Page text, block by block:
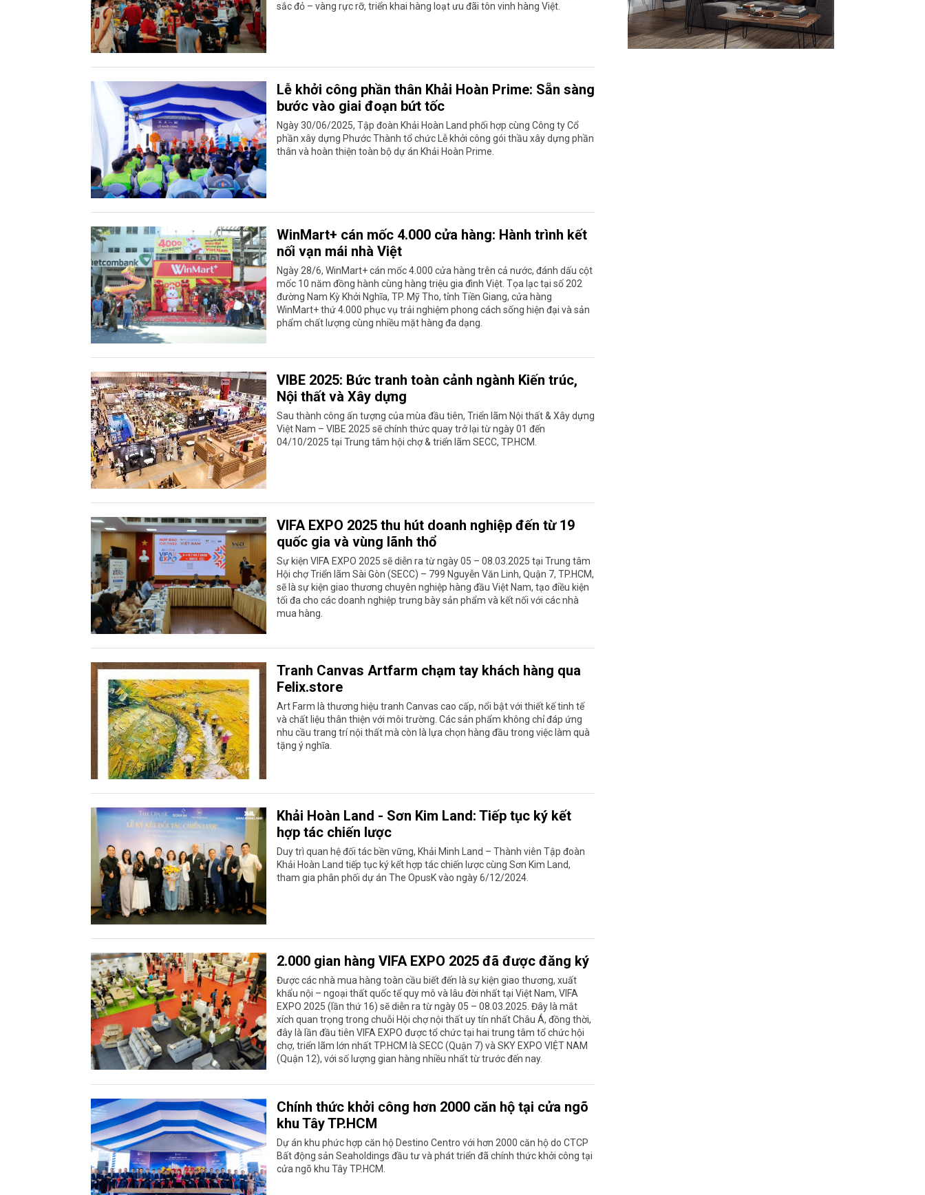
sắc đỏ – vàng rực rỡ, triển khai hàng loạt ưu đãi tôn vinh hàng Việt.
Lễ khởi công phần thân Khải Hoàn Prime: Sẵn sàng
bước vào giai đoạn bứt tốc
Ngày 30/06/2025, Tập đoàn Khải Hoàn Land phối hợp cùng Công ty Cổ
phần xây dựng Phước Thành tổ chức Lễ khởi công gói thầu xây dựng phần
thân và hoàn thiện toàn bộ dự án Khải Hoàn Prime.
WinMart+ cán mốc 4.000 cửa hàng: Hành trình kết
nối vạn mái nhà Việt
Ngày 28/6, WinMart+ cán mốc 4.000 cửa hàng trên cả nước, đánh dấu cột
mốc 10 năm đồng hành cùng hàng triệu gia đình Việt. Tọa lạc tại số 202
đường Nam Kỳ Khởi Nghĩa, TP. Mỹ Tho, tỉnh Tiền Giang, cửa hàng
WinMart+ thứ 4.000 phục vụ trải nghiệm phong cách sống hiện đại và sản
phẩm chất lượng cùng nhiều mặt hàng đa dạng.
VIBE 2025: Bức tranh toàn cảnh ngành Kiến trúc,
Nội thất và Xây dựng
Sau thành công ấn tượng của mùa đầu tiên, Triển lãm Nội thất & Xây dựng
Việt Nam – VIBE 2025 sẽ chính thức quay trở lại từ ngày 01 đến
04/10/2025 tại Trung tâm hội chợ & triển lãm SECC, TP.HCM.
VIFA EXPO 2025 thu hút doanh nghiệp đến từ 19
quốc gia và vùng lãnh thổ
Sự kiện VIFA EXPO 2025 sẽ diễn ra từ ngày 05 – 08.03.2025 tại Trung tâm
Hội chợ Triển lãm Sài Gòn (SECC) – 799 Nguyễn Văn Linh, Quận 7, TP.HCM,
sẽ là sự kiện giao thương chuyên nghiệp hàng đầu Việt Nam, tạo điều kiện
tối đa cho các doanh nghiệp trưng bày sản phẩm và kết nối với các nhà
mua hàng.
Tranh Canvas Artfarm chạm tay khách hàng qua
Felix.store
Art Farm là thương hiệu tranh Canvas cao cấp, nổi bật với thiết kế tinh tế
và chất liệu thân thiện với môi trường. Các sản phẩm không chỉ đáp ứng
nhu cầu trang trí nội thất mà còn là lựa chọn hàng đầu trong việc làm quà
tặng ý nghĩa.
Khải Hoàn Land - Sơn Kim Land: Tiếp tục ký kết
hợp tác chiến lược
Duy trì quan hệ đối tác bền vững, Khải Minh Land – Thành viên Tập đoàn
Khải Hoàn Land tiếp tục ký kết hợp tác chiến lược cùng Sơn Kim Land,
tham gia phân phối dự án The OpusK vào ngày 6/12/2024.
2.000 gian hàng VIFA EXPO 2025 đã được đăng ký
Được các nhà mua hàng toàn cầu biết đến là sự kiện giao thương, xuất
khẩu nội – ngoại thất quốc tế quy mô và lâu đời nhất tại Việt Nam, VIFA
EXPO 2025 (lần thứ 16) sẽ diễn ra từ ngày 05 – 08.03.2025. Đây là mắt
xích quan trọng trong chuỗi Hội chợ nội thất uy tín nhất Châu Á, đồng thời,
đây là lần đầu tiên VIFA EXPO được tổ chức tại hai trung tâm tổ chức hội
chợ, triển lãm lớn nhất TP.HCM là SECC (Quận 7) và SKY EXPO VIỆT NAM
(Quận 12), với số lượng gian hàng nhiều nhất từ trước đến nay.
Chính thức khởi công hơn 2000 căn hộ tại cửa ngõ
khu Tây TP.HCM
Dự án khu phức hợp căn hộ Destino Centro với hơn 2000 căn hộ do CTCP
Bất động sản Seaholdings đầu tư và phát triển đã chính thức khởi công tại
cửa ngõ khu Tây TP.HCM.